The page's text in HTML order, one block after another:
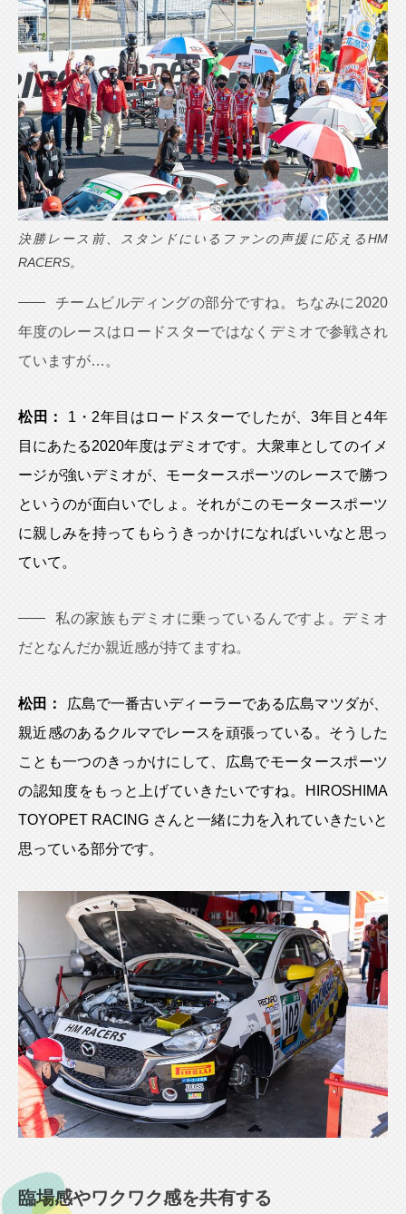
決勝レース前、スタンドにいるファンの声援に応えるHM
RACERS。
チームビルディングの部分ですね。ちなみに2020
年度のレースはロードスターではなくデミオで参戦され
ていますが…。
松田：
1・2年目はロードスターでしたが、3年目と4年
目にあたる2020年度はデミオです。大衆車としてのイメ
ージが強いデミオが、モータースポーツのレースで勝つ
というのが面白いでしょ。それがこのモータースポーツ
に親しみを持ってもらうきっかけになればいいなと思っ
ていて。
私の家族もデミオに乗っているんですよ。デミオ
だとなんだか親近感が持てますね。
松田：
広島で一番古いディーラーである広島マツダが、
親近感のあるクルマでレースを頑張っている。そうした
ことも一つのきっかけにして、広島でモータースポーツ
の認知度をもっと上げていきたいですね。HIROSHIMA
TOYOPET RACING さんと一緒に力を入れていきたいと
思っている部分です。
臨場感やワクワク感を共有する